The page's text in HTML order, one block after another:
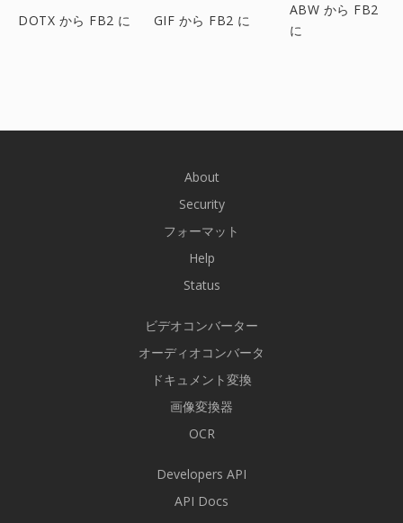
DOTX から FB2 に GIF から FB2 に
ABW から FB2
に
About
Security
フォーマット
Help
Status
ビデオコンバーター
オーディオコンバータ
ドキュメント変換
画像変換器
OCR
Developers API
API Docs